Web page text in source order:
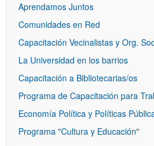
Aprendamos Juntos
Comunidades en Red
Capacitación Vecinalistas y Org.
La Universidad en los barrios
Capacitación a Bibliotecarias/os
Programa de Capacitación para
Economía Política y Políticas
Programa "Cultura y Educación"